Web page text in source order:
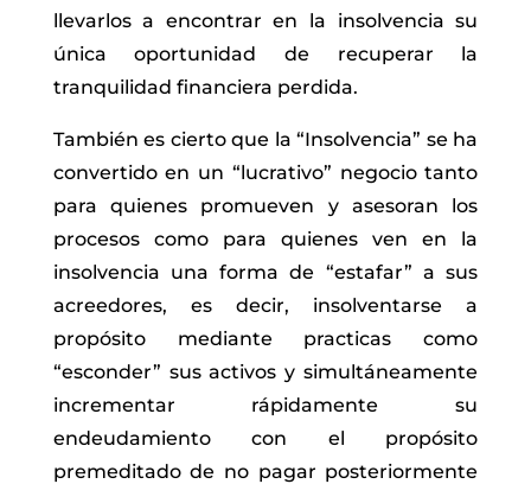
llevarlos a encontrar en la insolvencia su
única oportunidad de recuperar la
tranquilidad financiera perdida.
También es cierto que la “Insolvencia” se ha
convertido en un “lucrativo” negocio tanto
para quienes promueven y asesoran los
procesos como para quienes ven en la
insolvencia una forma de “estafar” a sus
acreedores, es decir, insolventarse a
propósito mediante practicas como
“esconder” sus activos y simultáneamente
incrementar rápidamente su
endeudamiento con el propósito
premeditado de no pagar posteriormente